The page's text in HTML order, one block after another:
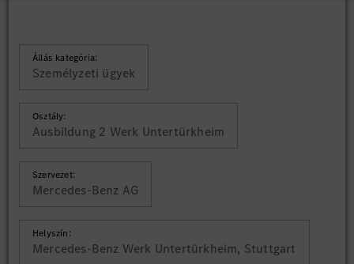
Állás kategória:
Személyzeti ügyek
Osztály:
Ausbildung 2 Werk Untertürkheim
Szervezet:
Mercedes-Benz AG
Helyszín:
Mercedes-Benz Werk Untertürkheim, Stuttgart